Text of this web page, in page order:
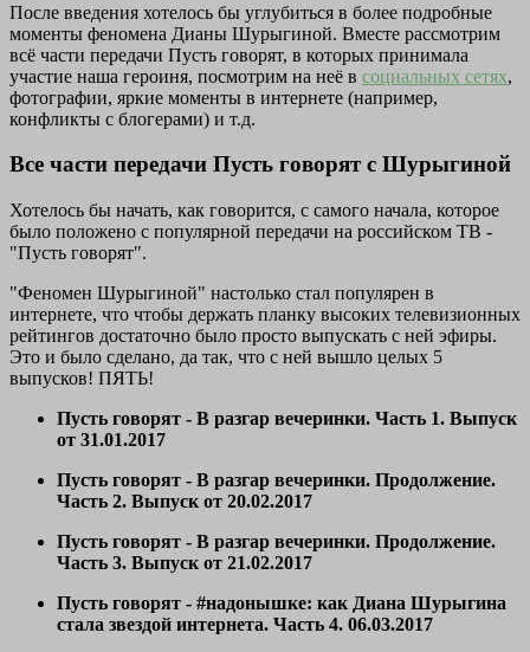
После введения хотелось бы углубиться в более подробные
моменты феномена Дианы Шурыгиной. Вместе рассмотрим
всё части передачи Пусть говорят, в которых принимала
участие наша героиня, посмотрим на неё в социальных сетях,
фотографии, яркие моменты в интернете (например,
конфликты с блогерами) и т.д.
Все части передачи Пусть говорят с Шурыгиной
Хотелось бы начать, как говорится, с самого начала, которое
было положено с популярной передачи на российском ТВ -
"Пусть говорят".
"Феномен Шурыгиной" настолько стал популярен в
интернете, что чтобы держать планку высоких телевизионных
рейтингов достаточно было просто выпускать с ней эфиры.
Это и было сделано, да так, что с ней вышло целых 5
выпусков! ПЯТЬ!
Пусть говорят - В разгар вечеринки. Часть 1. Выпуск
от 31.01.2017
Пусть говорят - В разгар вечеринки. Продолжение.
Часть 2. Выпуск от 20.02.2017
Пусть говорят - В разгар вечеринки. Продолжение.
Часть 3. Выпуск от 21.02.2017
Пусть говорят - #надонышке: как Диана Шурыгина
стала звездой интернета. Часть 4. 06.03.2017